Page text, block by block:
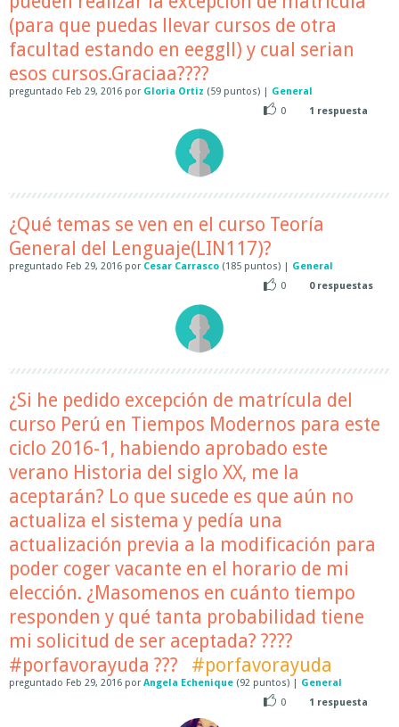
(para que puedas llevar cursos de otra
facultad estando en eeggll) y cual serian
esos cursos.Graciaa????
preguntado Feb 29, 2016 por Gloria Ortiz (59 puntos) | General
0
1 respuesta
¿Qué temas se ven en el curso Teoría
General del Lenguaje(LIN117)?
preguntado Feb 29, 2016 por Cesar Carrasco (185 puntos) | General
0
0respuestas
¿Si he pedido excepción de matrícula del
curso Perú en Tiempos Modernos para este
ciclo 2016-1, habiendo aprobado este
verano Historia del siglo XX, me la
aceptarán? Lo que sucede es que aún no
actualiza el sistema y pedía una
actualización previa a la modificación para
poder coger vacante en el horario de mi
elección. ¿Masomenos en cuánto tiempo
responden y qué tanta probabilidad tiene
mi solicitud de ser aceptada? ????
#porfavorayuda ???
#porfavorayuda
preguntado Feb 29, 2016 por Angela Echenique (92 puntos) | General
0
1 respuesta